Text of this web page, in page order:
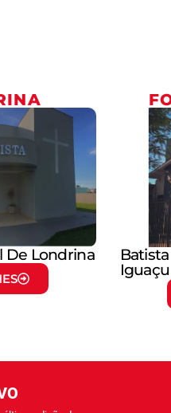
De Londrina
Iguaçu